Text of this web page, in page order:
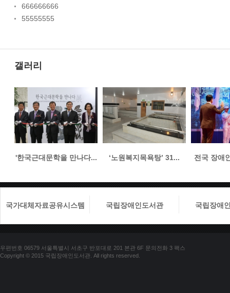
666666666
55555555
갤러리
'한국근대문학을 만나다... ‘노원복지목욕탕’ 31... 전국 장애
국가대체자료공유시스템 국립장애인도서관 국립장애
우편번호 06579 서울특별시 서초구 반포대로 201 본관 6F 문의전화 3 팩스
Copyright © 2015 국립장애인도서관. All rights reserved.